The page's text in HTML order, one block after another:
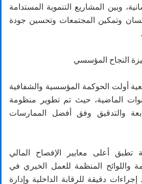
وبين المشاريع التنموية المستدامة
وتمكين المجتمعات وتحسين جودة
النجاح المؤسسي
أولت الحوكمة المؤسسية والشفافية
الماضية، حيث تم تطوير منظومة
والتدقيق وفق أفضل الممارسات
تطبق أعلى معايير الإفصاح المالي
واللوائح المنظمة للعمل الخيري في
دقيقة للرقابة الداخلية وإدارة